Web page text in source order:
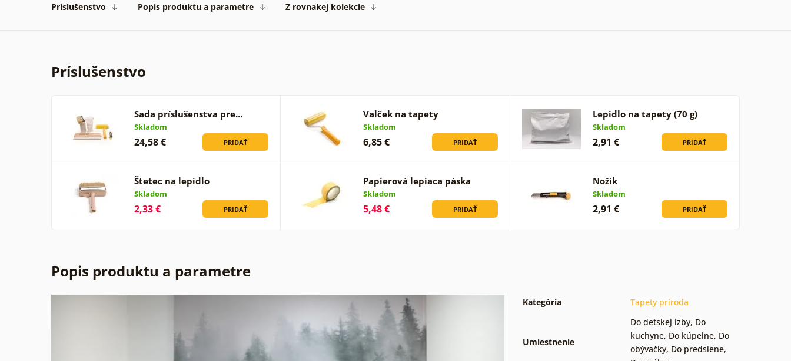
Príslušenstvo Popis produktu a parametre Z rovnakej kolekcie
Príslušenstvo
Sada príslušenstva pre…
Skladom
24,58 € PRIDAŤ
Valček na tapety
Skladom
6,85 € PRIDAŤ
Lepidlo na tapety (70 g)
Skladom
2,91 € PRIDAŤ
Štetec na lepidlo
Skladom
2,33 € PRIDAŤ
Papierová lepiaca páska
Skladom
5,48 € PRIDAŤ
Nožík
Skladom
2,91 € PRIDAŤ
Popis produktu a parametre
Kategória Tapety príroda
Umiestnenie
Do detskej izby, Do
kuchyne, Do kúpelne, Do
obývačky, Do predsiene,